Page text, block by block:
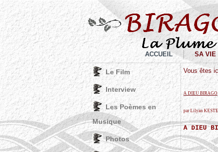
ACCUEIL SA VIE
Le Film
Interview
Les Poèmes en
Musique
Photos
Vous êtes
A DIEU BIRAGO
par Lilyan
A DIEU